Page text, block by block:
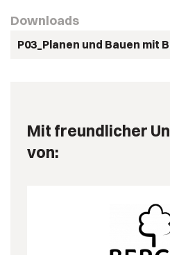
Downloads
P03_Planen und Bauen mit
Mit freundlicher
von: